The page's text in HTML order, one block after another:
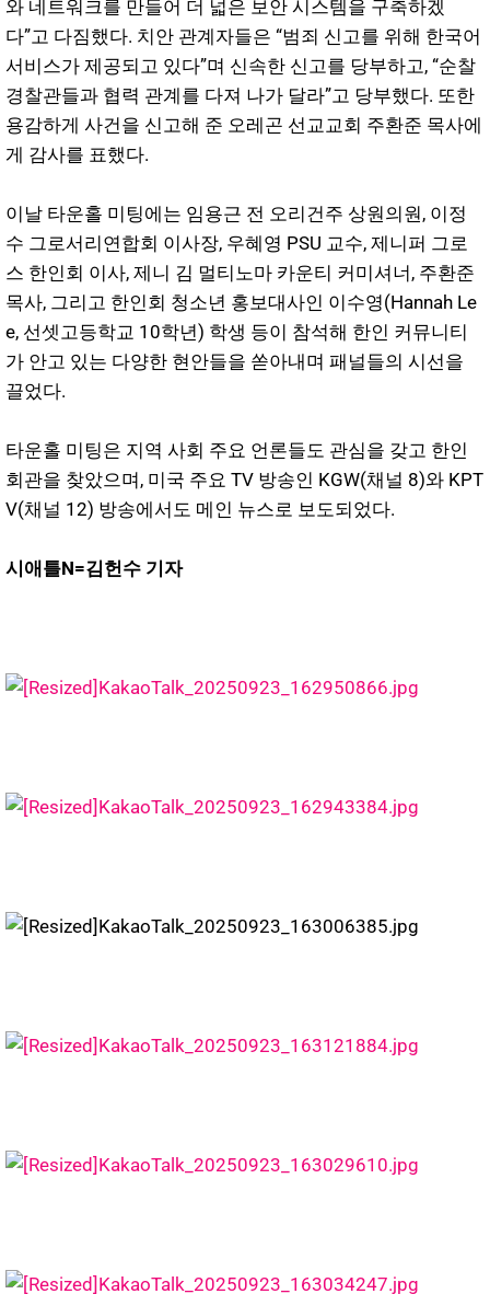
와 네트워크를 만들어 더 넓은 보안 시스템을 구축하겠
다”고 다짐했다. 치안 관계자들은 “범죄 신고를 위해 한국어
서비스가 제공되고 있다”며 신속한 신고를 당부하고, “순찰
경찰관들과 협력 관계를 다져 나가 달라”고 당부했다. 또한
용감하게 사건을 신고해 준 오레곤 선교교회 주환준 목사에
게 감사를 표했다.
이날 타운홀 미팅에는 임용근 전 오리건주 상원의원, 이정
수 그로서리연합회 이사장, 우혜영 PSU 교수, 제니퍼 그로
스 한인회 이사, 제니 김 멀티노마 카운티 커미셔너, 주환준
목사, 그리고 한인회 청소년 홍보대사인 이수영(Hannah Le
e, 선셋고등학교 10학년) 학생 등이 참석해 한인 커뮤니티
가 안고 있는 다양한 현안들을 쏟아내며 패널들의 시선을
끌었다.
타운홀 미팅은 지역 사회 주요 언론들도 관심을 갖고 한인
회관을 찾았으며, 미국 주요 TV 방송인 KGW(채널 8)와 KPT
V(채널 12) 방송에서도 메인 뉴스로 보도되었다.
시애틀N=김헌수 기자